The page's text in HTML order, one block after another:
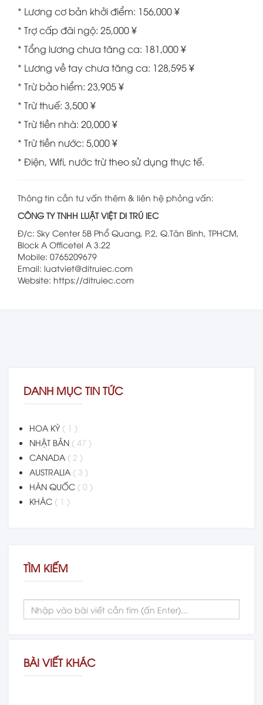
* Lương cơ bản khởi điểm: 156,000 ¥
* Trợ cấp đãi ngộ: 25,000 ¥
* Tổng lương chưa tăng ca: 181,000 ¥
* Lương về tay chưa tăng ca: 128,595 ¥
* Trừ bảo hiểm: 23,905 ¥
* Trừ thuế: 3,500 ¥
* Trừ tiền nhà: 20,000 ¥
* Trừ tiền nước: 5,000 ¥
* Điện, Wifi, nước trừ theo sử dụng thực tế.
Thông tin cần tư vấn thêm & liên hệ phỏng vấn:
CÔNG TY TNHH LUẬT VIỆT DI TRÚ IEC
Đ/c: Sky Center 5B Phổ Quang, P.2, Q.Tân Bình, TPHCM,
Block A Officetel A 3.22
Mobile: 0765209679
Email: luatviet@ditruiec.com
Website: https://ditruiec.com
DANH MỤC TIN TỨC
HOA KỲ ( 1 )
NHẬT BẢN ( 47 )
CANADA ( 2 )
AUSTRALIA ( 3 )
HÀN QUỐC ( 0 )
KHÁC ( 1 )
TÌM KIẾM
BÀI VIẾT KHÁC